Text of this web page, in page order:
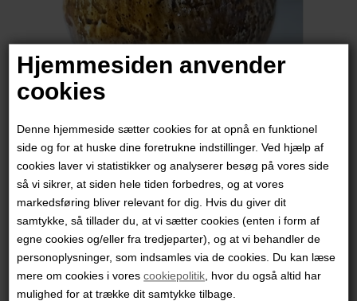
Hjemmesiden anvender
cookies
Denne hjemmeside sætter cookies for at opnå en funktionel
side og for at huske dine foretrukne indstillinger. Ved hjælp af
cookies laver vi statistikker og analyserer besøg på vores side
så vi sikrer, at siden hele tiden forbedres, og at vores
markedsføring bliver relevant for dig. Hvis du giver dit
samtykke, så tillader du, at vi sætter cookies (enten i form af
egne cookies og/eller fra tredjeparter), og at vi behandler de
personoplysninger, som indsamles via de cookies. Du kan læse
mere om cookies i vorescookiepolitik , hvor du også altid har
mulighed for at trække dit samtykke tilbage.
Ann-Charlotte Ohlsson
1.500,00DKK